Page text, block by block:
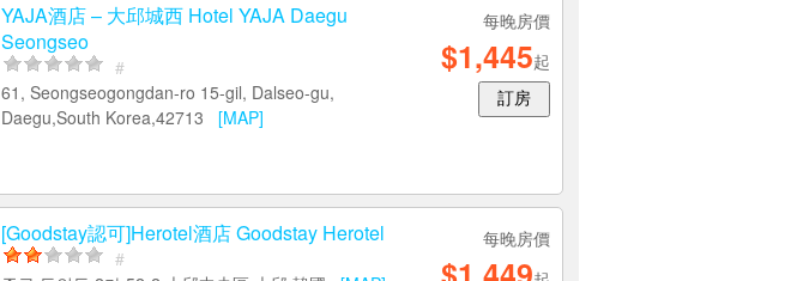
每晚房價
$1,445起
訂房
YAJA酒店 – 大邱城西 Hotel YAJA Daegu
Seongseo
#
61, Seongseogongdan-ro 15-gil, Dalseo-gu,
Daegu,South Korea,42713 [MAP]
每晚房價
[Goodstay認可]Herotel酒店 Goodstay Herotel
#